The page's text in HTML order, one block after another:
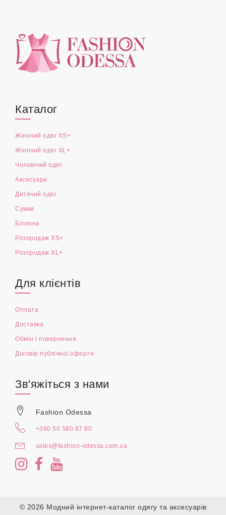
Каталог
Жіночий одяг XS+
Жіночий одяг XL+
Чоловічий одяг
Аксесуари
Дитячий одяг
Сумки
Білизна
Розпродаж XS+
Розпродаж XL+
Для клієнтів
Оплата
Доставка
Обмін і повернення
Договір публічної оферти
Зв'яжіться з нами
Fashion Odessa
+380 50 580 87 80
sales@fashion-odessa.com.ua
© 2026 Модний інтернет-каталог одягу та аксесуарів